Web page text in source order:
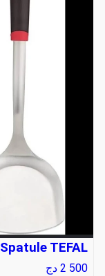
Spatule TEFAL
2 500 دج